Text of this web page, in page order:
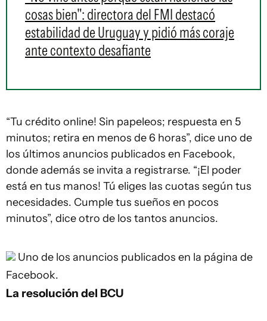
cosas bien": directora del FMI destacó
estabilidad de Uruguay y pidió más coraje
ante contexto desafiante
“Tu crédito online! Sin papeleos; respuesta en 5
minutos; retira en menos de 6 horas”, dice uno de
los últimos anuncios publicados en Facebook,
donde además se invita a registrarse. “¡El poder
está en tus manos! Tú eliges las cuotas según tus
necesidades. Cumple tus sueños en pocos
minutos”, dice otro de los tantos anuncios.
Uno de los anuncios publicados en la página de
Facebook.
La resolución del BCU